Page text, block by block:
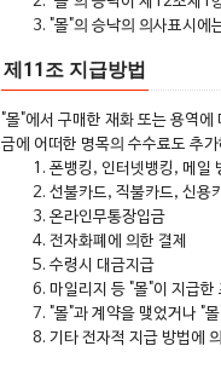
"몰"의 승낙의 의사표시
제11조 지급방법
"몰"에서 구매한 재화 또는 용역
금에 어떠한 명목의 수수료도 추
폰뱅킹, 인터넷뱅킹, 메일
선불카드, 직불카드, 신용
온라인무통장입금
전자화폐에 의한 결제
수령시 대금지급
마일리지 등 "몰"이 지급한
"몰"과 계약을 맺었거나 "
기타 전자적 지급 방법에